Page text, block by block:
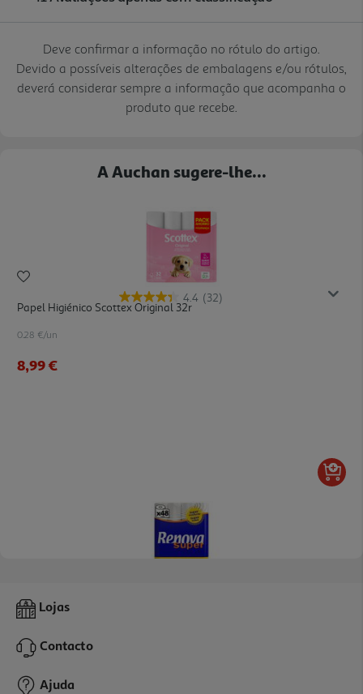
Deve confirmar a informação no rótulo do artigo.
Devido a possíveis alterações de embalagens e/ou rótulos,
deverá considerar sempre a informação que acompanha o
produto que recebe.
A Auchan sugere-lhe...
4.4 (32)
Papel Higiénico Scottex Original 32r
0.28 €/un
8,99 €
Papel Renova Higiénico Super 48 Rolos
9,45 €
Lojas
Contacto
Ajuda